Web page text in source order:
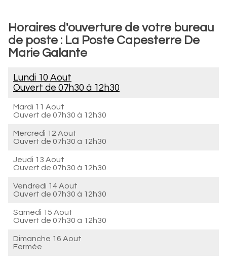
Horaires d'ouverture de votre bureau
de poste : La Poste Capesterre De
Marie Galante
Lundi 10 Aout
Ouvert de 07h30 à 12h30
Mardi 11 Aout
Ouvert de 07h30 à 12h30
Mercredi 12 Aout
Ouvert de 07h30 à 12h30
Jeudi 13 Aout
Ouvert de 07h30 à 12h30
Vendredi 14 Aout
Ouvert de 07h30 à 12h30
Samedi 15 Aout
Ouvert de 07h30 à 12h30
Dimanche 16 Aout
Fermée